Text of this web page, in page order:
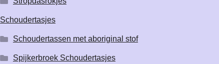
Schoudertasjes
Schoudertassen met aboriginal stof
Spijkerbroek Schoudertasjes